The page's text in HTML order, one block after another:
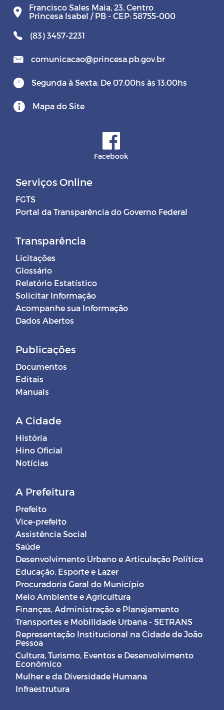
Francisco Sales Maia, 23, Centro
Princesa Isabel / PB - CEP: 58755-000
(83) 3457-2231
comunicacao@princesa.pb.gov.br
Segunda à Sexta: De 07:00hs às 13:00hs
Mapa do Site
Facebook
Serviços Online
FGTS
Portal da Transparência do Governo Federal
Transparência
Licitações
Glossário
Relatório Estatístico
Solicitar Informação
Acompanhe sua Informação
Dados Abertos
Publicações
Documentos
Editais
Manuais
A Cidade
História
Hino Oficial
Notícias
A Prefeitura
Prefeito
Vice-prefeito
Assistência Social
Saúde
Desenvolvimento Urbano e Articulação Política
Educação, Esporte e Lazer
Procuradoria Geral do Município
Meio Ambiente e Agricultura
Finanças, Administração e Planejamento
Transportes e Mobilidade Urbana - SETRANS
Representação Institucional na Cidade de João
Pessoa
Cultura, Turismo, Eventos e Desenvolvimento
Econômico
Mulher e da Diversidade Humana
Infraestrutura